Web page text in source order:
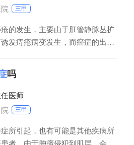
三甲
的发生，主要由于肛管静脉丛扩
发痔疮病变发生，而癌症的出
受痔疮病变影响，肛门部位的组
能导致局部组织发生异常增殖的
的发病几率。
吗
医师
三甲
所引起，也有可能是其他疾病所